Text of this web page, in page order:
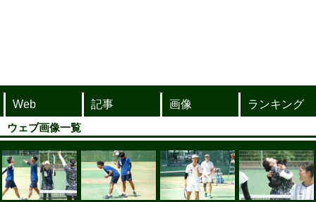
Web 記事 画像
ランキング
ウェブ画像一覧